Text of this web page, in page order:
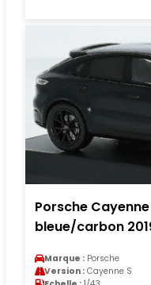
Porsche
bleue/carbon
Marque : Porsche
Version : Cayenne S